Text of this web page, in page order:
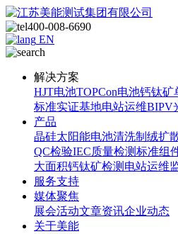
400-008-6690
EN
解决方案
HJT电池TOPCon电池钙钛矿
标准实证基地电站运维BIPV
产品
晶硅太阳能电池清洗制绒扩
QC检验IEC质量检测标准组
大面积钙钛矿检测 电站运维
服务支持
媒体聚焦
展会活动文章资讯企业动态
关于美能